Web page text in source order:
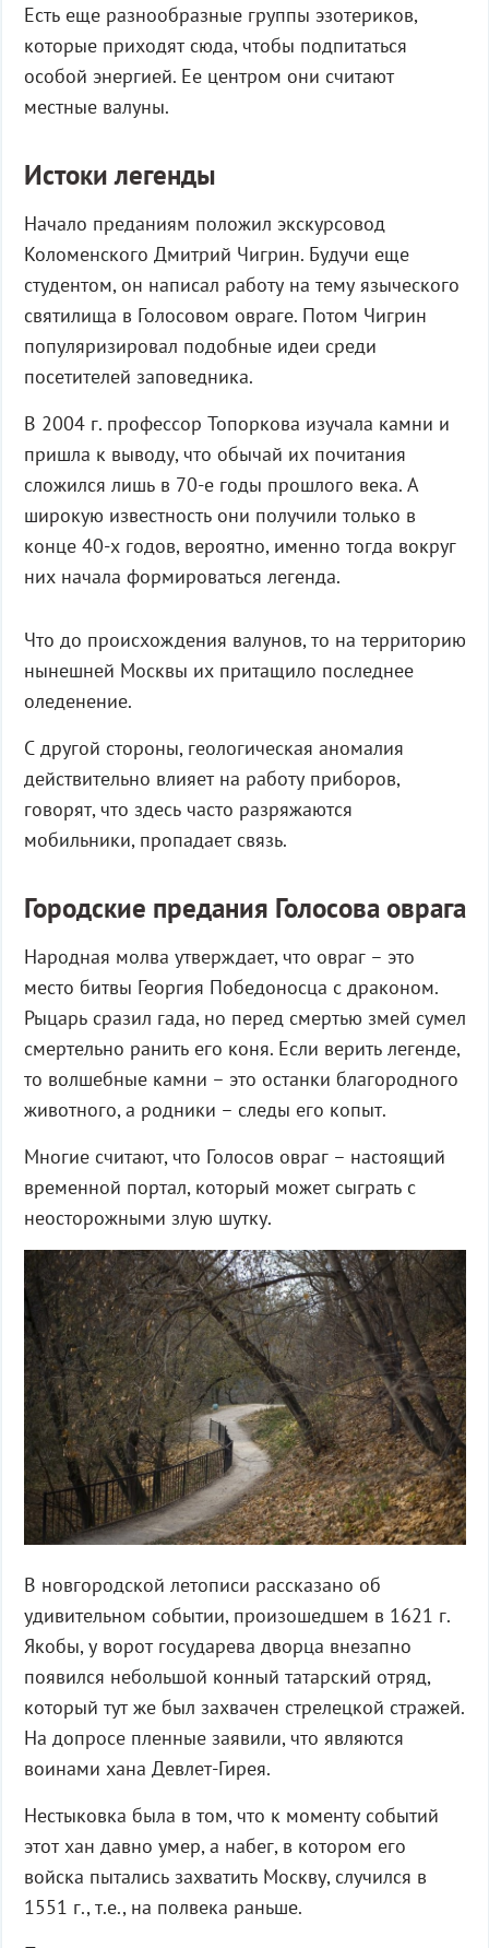
Есть еще разнообразные группы эзотериков,
которые приходят сюда, чтобы подпитаться
особой энергией. Ее центром они считают
местные валуны.
Истоки легенды
Начало преданиям положил экскурсовод
Коломенского Дмитрий Чигрин. Будучи еще
студентом, он написал работу на тему языческого
святилища в Голосовом овраге. Потом Чигрин
популяризировал подобные идеи среди
посетителей заповедника.
В 2004 г. профессор Топоркова изучала камни и
пришла к выводу, что обычай их почитания
сложился лишь в 70-е годы прошлого века. А
широкую известность они получили только в
конце 40-х годов, вероятно, именно тогда вокруг
них начала формироваться легенда.
Что до происхождения валунов, то на территорию
нынешней Москвы их притащило последнее
оледенение.
С другой стороны, геологическая аномалия
действительно влияет на работу приборов,
говорят, что здесь часто разряжаются
мобильники, пропадает связь.
Городские предания Голосова оврага
Народная молва утверждает, что овраг – это
место битвы Георгия Победоносца с драконом.
Рыцарь сразил гада, но перед смертью змей сумел
смертельно ранить его коня. Если верить легенде,
то волшебные камни – это останки благородного
животного, а родники – следы его копыт.
Многие считают, что Голосов овраг – настоящий
временной портал, который может сыграть с
неосторожными злую шутку.
В новгородской летописи рассказано об
удивительном событии, произошедшем в 1621 г.
Якобы, у ворот государева дворца внезапно
появился небольшой конный татарский отряд,
который тут же был захвачен стрелецкой стражей.
На допросе пленные заявили, что являются
воинами хана Девлет-Гирея.
Нестыковка была в том, что к моменту событий
этот хан давно умер, а набег, в котором его
войска пытались захватить Москву, случился в
1551 г., т.е., на полвека раньше.